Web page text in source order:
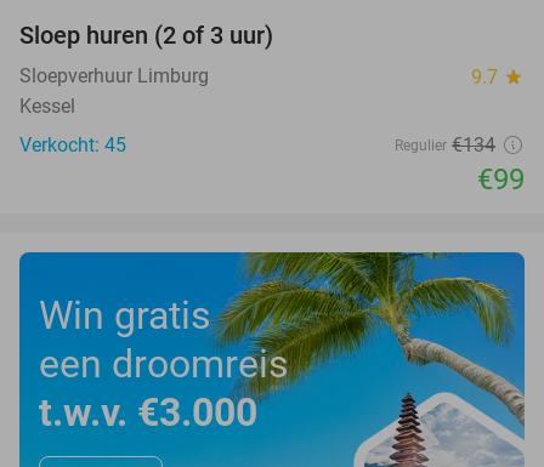
Sloep huren (2 of 3 uur)
Sloepverhuur Limburg 9.7 star
Kessel
Verkocht: 45
Regulier €134
€99
Win gratis
een droomreis
t.w.v. €3.000